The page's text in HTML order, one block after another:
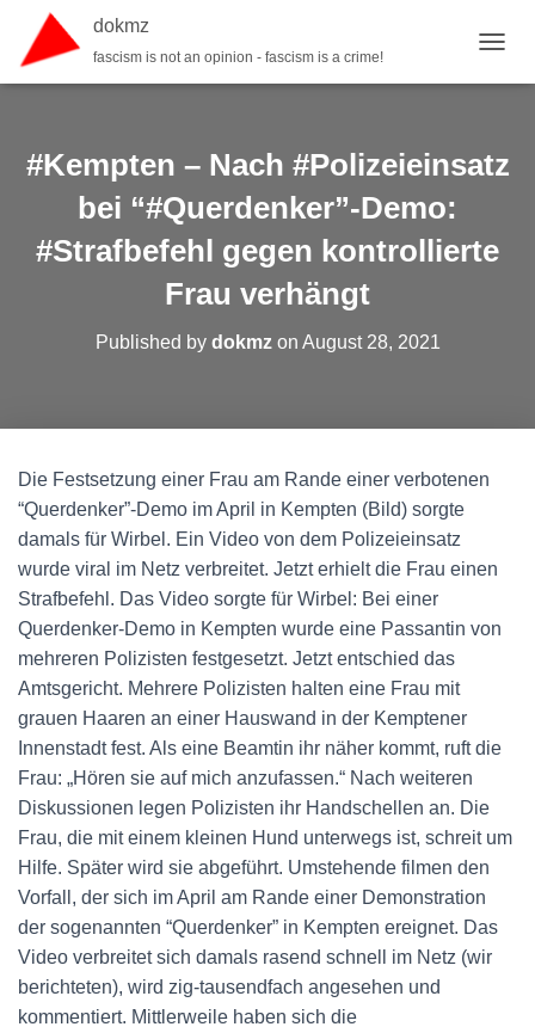
dokmz
fascism is not an opinion - fascism is a crime!
#Kempten – Nach #Polizeieinsatz
bei “#Querdenker”-Demo:
#Strafbefehl gegen kontrollierte
Frau verhängt
Published by dokmzon August 28, 2021
Die Festsetzung einer Frau am Rande einer verbotenen
“Querdenker”-Demo im April in Kempten (Bild) sorgte
damals für Wirbel. Ein Video von dem Polizeieinsatz
wurde viral im Netz verbreitet. Jetzt erhielt die Frau einen
Strafbefehl. Das Video sorgte für Wirbel: Bei einer
Querdenker-Demo in Kempten wurde eine Passantin von
mehreren Polizisten festgesetzt. Jetzt entschied das
Amtsgericht. Mehrere Polizisten halten eine Frau mit
grauen Haaren an einer Hauswand in der Kemptener
Innenstadt fest. Als eine Beamtin ihr näher kommt, ruft die
Frau: „Hören sie auf mich anzufassen.“ Nach weiteren
Diskussionen legen Polizisten ihr Handschellen an. Die
Frau, die mit einem kleinen Hund unterwegs ist, schreit um
Hilfe. Später wird sie abgeführt. Umstehende filmen den
Vorfall, der sich im April am Rande einer Demonstration
der sogenannten “Querdenker” in Kempten ereignet. Das
Video verbreitet sich damals rasend schnell im Netz (wir
berichteten), wird zig-tausendfach angesehen und
kommentiert. Mittlerweile haben sich die